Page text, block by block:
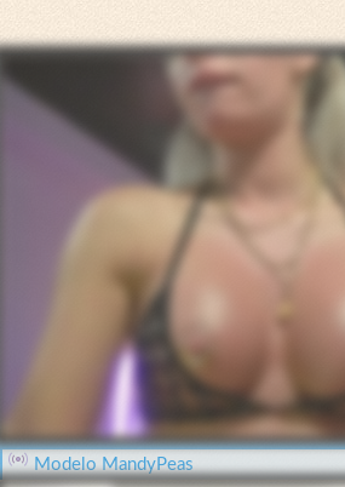
Modelo MandyPeas